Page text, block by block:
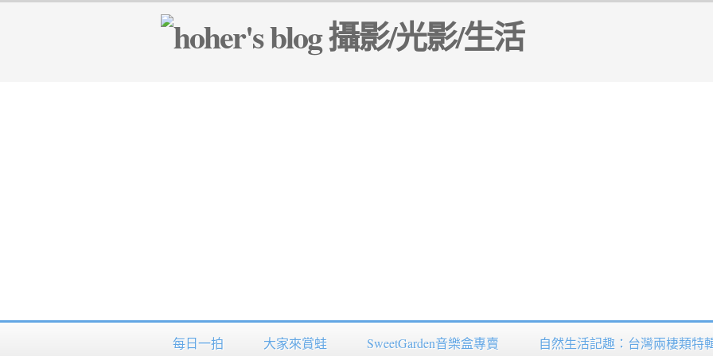
每日一拍 大家來賞蛙 SweetGarden音樂盒專賣 自然生活記趣：台灣兩棲類特